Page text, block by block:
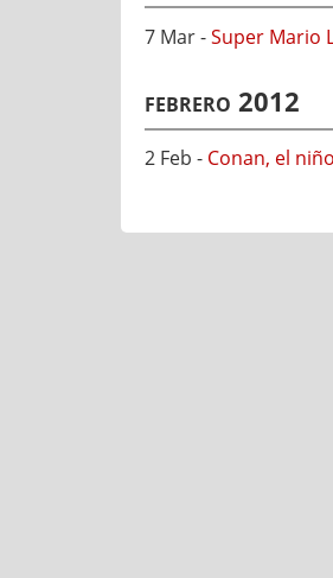
7 Mar -Super Mario
febrero 2012
2 Feb - Conan, el